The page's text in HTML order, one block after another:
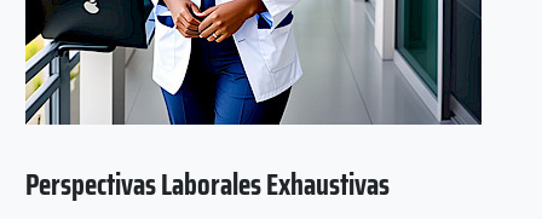
Perspectivas Laborales Exhaustivas